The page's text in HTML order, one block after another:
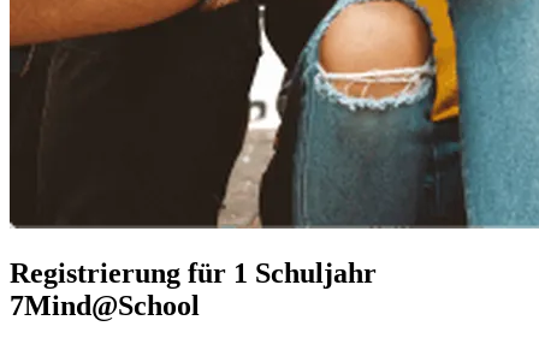
Registrierung für 1 Schuljahr
7Mind@School